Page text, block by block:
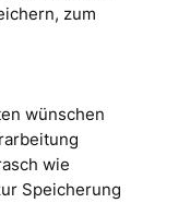
zum
wünschen
wie
Speicherung